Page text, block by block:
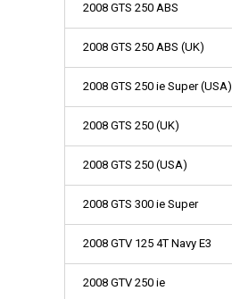
2008 GTS 250 ABS
2008 GTS 250 ABS (UK)
2008 GTS 250 ie Super (USA)
2008 GTS 250 (UK)
2008 GTS 250 (USA)
2008 GTS 300 ie Super
2008 GTV 125 4T Navy E3
2008 GTV 250 ie